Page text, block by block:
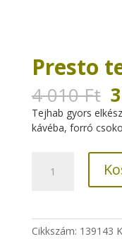
Presto
4 010Ft
4
Tejhab gyors
kávéba, forró
tejhabosító
Cikkszám: 139143